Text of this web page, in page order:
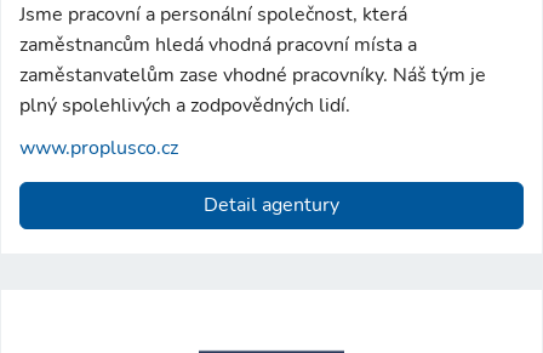
Jsme pracovní a personální společnost, která
zaměstnancům hledá vhodná pracovní místa a
zaměstanvatelům zase vhodné pracovníky. Náš tým je
plný spolehlivých a zodpovědných lidí.
www.proplusco.cz
Detail agentury